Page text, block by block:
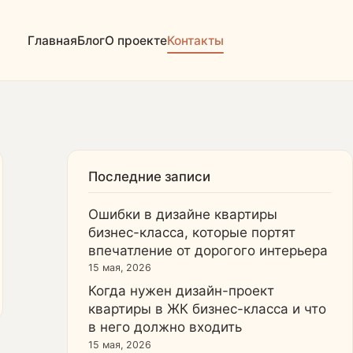
ГлавнаяБлогО проектеКонтакты
Последние записи
Ошибки в дизайне квартиры
бизнес-класса, которые портят
впечатление от дорогого интерьера
15 мая, 2026
Когда нужен дизайн-проект
квартиры в ЖК бизнес-класса и что
в него должно входить
15 мая, 2026